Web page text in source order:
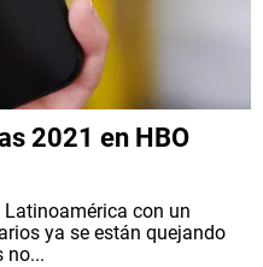
2021 en HBO
con un
ya se están quejando
no...